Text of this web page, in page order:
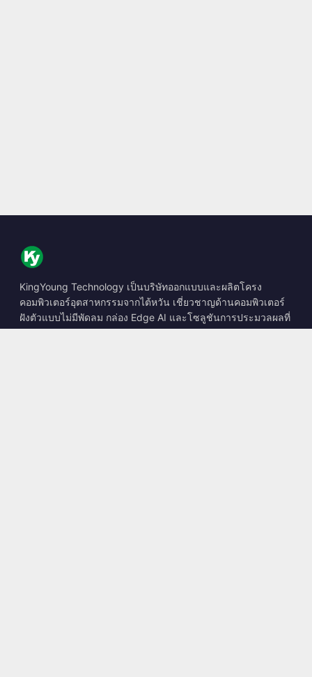
KingYoung Technology เป็นบริษัทออกแบบและผลิตโครง
คอมพิวเตอร์อุตสาหกรรมจากไต้หวัน เชี่ยวชาญด้านคอมพิวเตอร์
ฝังตัวแบบไม่มีพัดลม กล่อง Edge AI และโซลูชันการประมวลผลที่
ทนทาน